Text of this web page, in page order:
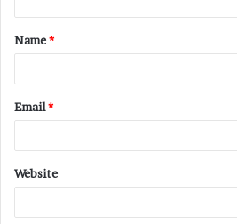
Name*
Email*
Website